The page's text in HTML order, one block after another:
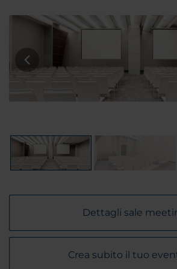
Dettagli sale
Crea subito il tuo